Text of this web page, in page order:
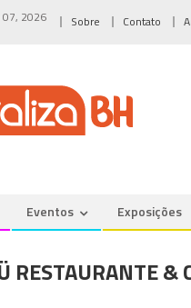
07, 2026 Sobre Contato
Eventos Exposições
RESTAURANTE &